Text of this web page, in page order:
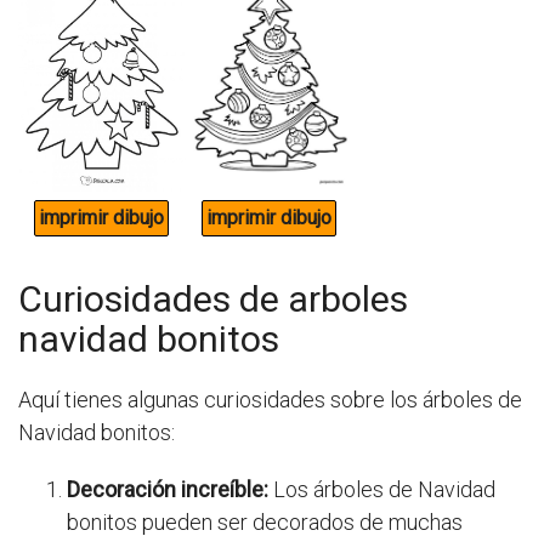
Curiosidades de arboles
navidad bonitos
Aquí tienes algunas curiosidades sobre los árboles de
Navidad bonitos:
Decoración increíble: Los árboles de Navidad
bonitos pueden ser decorados de muchas